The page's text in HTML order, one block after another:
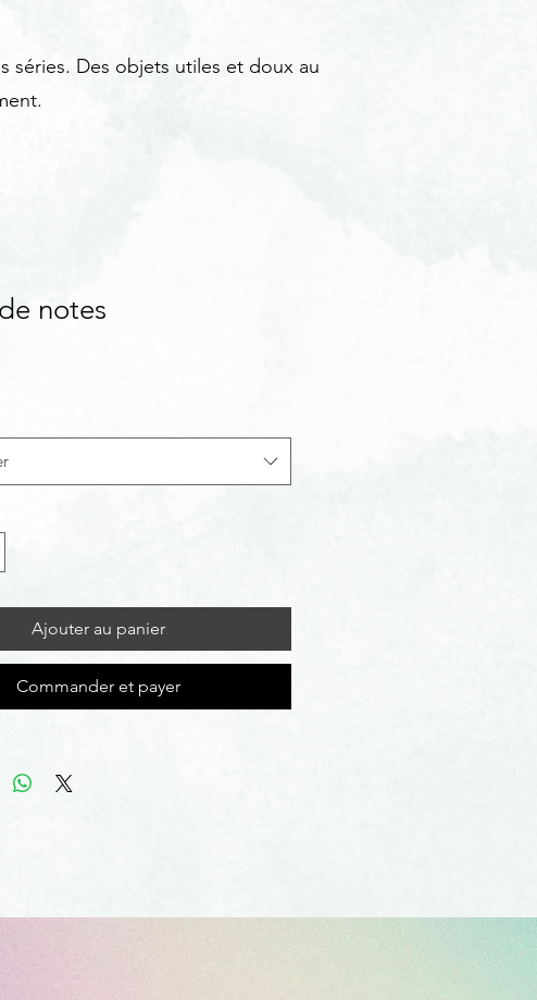
séries. Des objets utiles et doux au
notes
Ajouter au panier
Commander et payer